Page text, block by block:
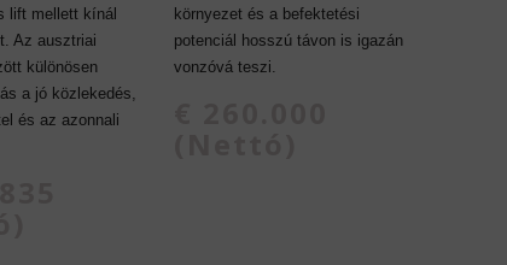
lift mellett kínál
Az ausztriai
különösen
a jó közlekedés,
és az azonnali
környezet és a befektetési
potenciál hosszú távon is igazán
vonzóvá teszi.